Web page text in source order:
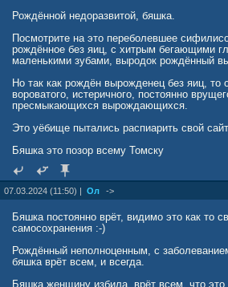
Рождённой недоразвитой, бяшка.
Посмотрите на это переболевшее
рождённое без яиц, с хитрым бегающими
маленькими зубами, выродок рождённый
Но так как рождён вырожденец без яиц, то
вороватого, истеричного, постоянно
пресмыкающихся вырождающихся.
Это уёбище пытались распиарить свой
Бяшка это позор всему Томску
07.03.2024 (11:50) | Ол ->
Бяшка постоянно врёт, видимо это как то
самосохранения :-)
Рождённый неполноценным, с
бяшка врёт всем, и всегда.
Бяшка женщину избила, врёт всем, что это